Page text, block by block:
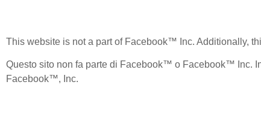
This website is not a part of Facebook™ Inc. Additionally,
Questo sito non fa parte di Facebook™ o Facebook™ Inc.
Facebook™, Inc.